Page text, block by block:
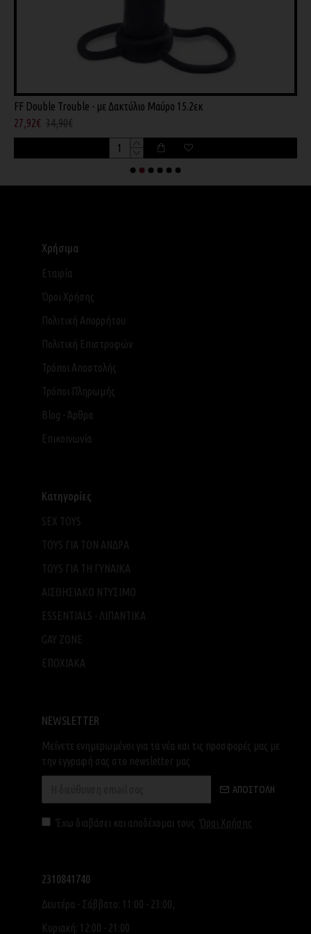
FF Double Trouble - με Δακτύλιο Μαύρο 15.2εκ
27,92€ 34,90€
Χρήσιμα
Εταιρία
Όροι Χρήσης
Πολιτική Απορρήτου
Πολιτική Επιστροφών
Τρόποι Αποστολής
Τρόποι Πληρωμής
Blog - Άρθρα
Επικοινωνία
Κατηγορίες
SEX TOYS
TOYS ΓΙΑ ΤΟΝ ΑΝΔΡΑ
TOYS ΓΙΑ ΤH ΓΥΝΑΙΚΑ
ΑΙΣΘΗΣΙΑΚΟ ΝΤΥΣΙΜΟ
ESSENTIALS - ΛΙΠΑΝΤΙΚΑ
GAY ZONE
ΕΠΟΧΙΑΚΑ
NEWSLETTER
Μείνετε ενημερωμένοι για τα νέα και τις προσφορές μας με
την εγγραφή σας στο newsletter μας
ΑΠΟΣΤΟΛΉ
Έχω διαβάσει και αποδέχομαι τους Όροι Χρήσης
2310841740
Δευτέρα - Σάββατο: 11:00 - 23:00,
Κυριακή: 12:00 - 21:00